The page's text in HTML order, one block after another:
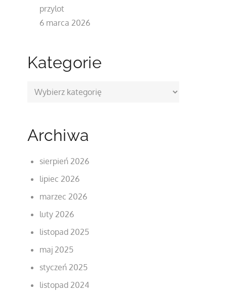
przylot
6 marca 2026
Kategorie
Kategorie
Archiwa
sierpień 2026
lipiec 2026
marzec 2026
luty 2026
listopad 2025
maj 2025
styczeń 2025
listopad 2024